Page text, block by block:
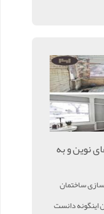
نوین و به
ساختمان
اینگونه دانست